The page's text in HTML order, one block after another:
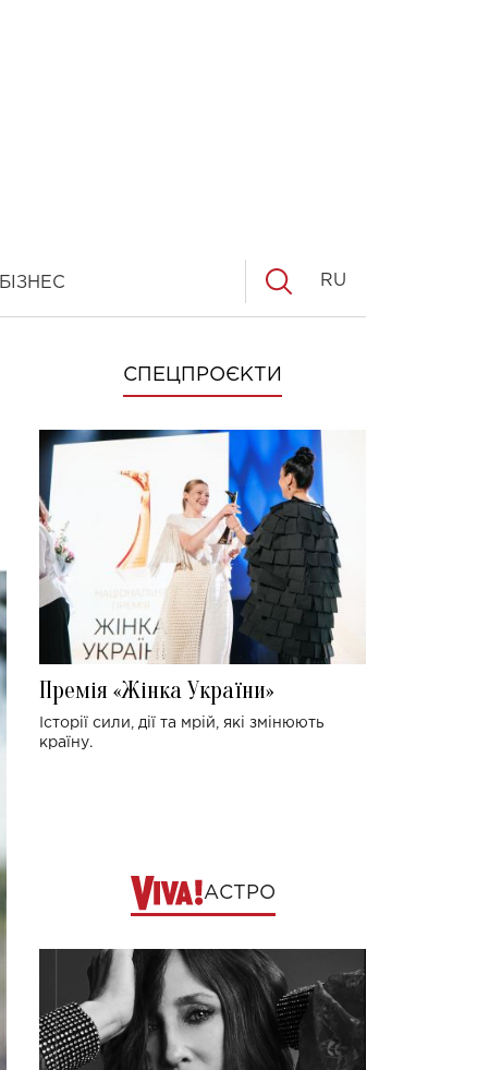
БІЗНЕС RU
СПЕЦПРОЄКТИ
Премія «Жінка України»
Історії сили, дії та мрій, які змінюють
країну.
АСТРО